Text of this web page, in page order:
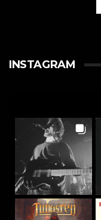
INSTAGRAM